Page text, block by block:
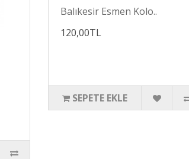
Balıkesir Esmen Kolo..
120,00TL
SEPETE EKLE